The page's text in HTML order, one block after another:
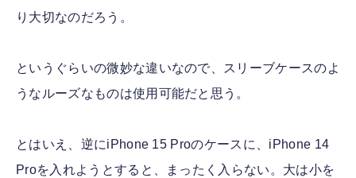
り大切なのだろう。
というぐらいの微妙な違いなので、スリーブケースのよ
うなルーズなものは使用可能だと思う。
とはいえ、逆にiPhone 15 Proのケースに、iPhone 14
Proを入れようとすると、まったく入らない。大は小を